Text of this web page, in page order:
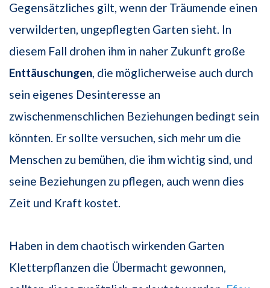
Gegensätzliches gilt, wenn der Träumende einen
verwilderten, ungepflegten Garten sieht. In
diesem Fall drohen ihm in naher Zukunft große
Enttäuschungen, die möglicherweise auch durch
sein eigenes Desinteresse an
zwischenmenschlichen Beziehungen bedingt sein
könnten. Er sollte versuchen, sich mehr um die
Menschen zu bemühen, die ihm wichtig sind, und
seine Beziehungen zu pflegen, auch wenn dies
Zeit und Kraft kostet.
Haben in dem chaotisch wirkenden Garten
Kletterpflanzen die Übermacht gewonnen,